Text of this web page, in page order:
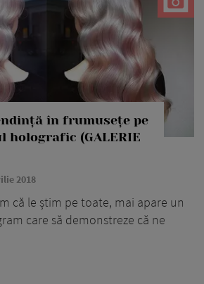
în frumusețe pe
holografic (GALERIE
2018
că le știm pe toate, mai apare un
care să demonstreze că ne